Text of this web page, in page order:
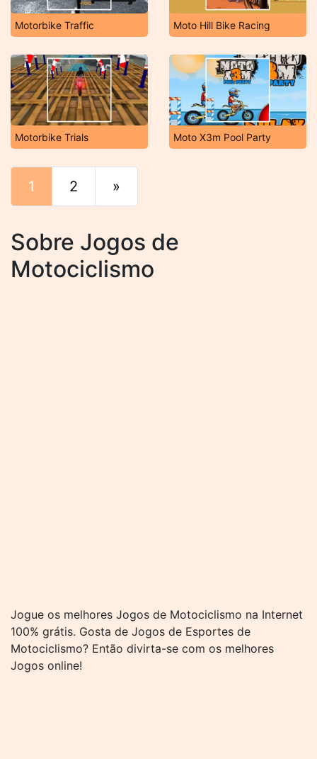
Motorbike Traffic Moto Hill Bike Racing
Motorbike Trials Moto X3m Pool Party
1 2 »
Sobre Jogos de
Motociclismo
Jogue os melhores Jogos de Motociclismo na Internet
100% grátis. Gosta de Jogos de Esportes de
Motociclismo? Então divirta-se com os melhores
Jogos online!